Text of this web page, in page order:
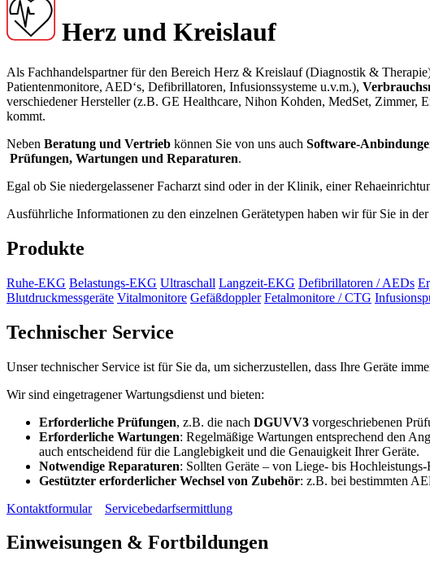
Herz und Kreislauf
Als Fachhandelspartner für den Bereich Herz & Kreislauf (Diagnostik &
Patientenmonitore, AED‘s, Defibrillatoren, Infusionssysteme u.v.m.),
verschiedener Hersteller (z.B. GE Healthcare, Nihon Kohden, MedSet, Zimmer,
kommt.
Neben Beratung und Vertrieb können Sie von uns auch Software-
Prüfungen, Wartungen und Reparaturen.
Egal ob Sie niedergelassener Facharzt sind oder in der Klinik, einer
Ausführliche Informationen zu den einzelnen Gerätetypen haben wir für Sie in
Produkte
Ruhe-EKG Belastungs-EKG Ultraschall Langzeit-EKG Defibrillatoren / AEDs
Blutdruckmessgeräte Vitalmonitore Gefäßdoppler Fetalmonitore / CTG
Technischer Service
Unser technischer Service ist für Sie da, um sicherzustellen, dass Ihre Geräte
Wir sind eingetragener Wartungsdienst und bieten:
Erforderliche Prüfungen, z.B. die nach DGUVV3 vorgeschriebenen
Erforderliche Wartungen: Regelmäßige Wartungen entsprechend den
auch entscheidend für die Langlebigkeit und die Genauigkeit Ihrer Geräte.
Notwendige Reparaturen: Sollten Geräte – von Liege- bis
Gestützter erforderlicher Wechsel von Zubehör: z.B. bei bestimmten
Kontaktformular
Servicebedarfsermittlung
Einweisungen & Fortbildungen